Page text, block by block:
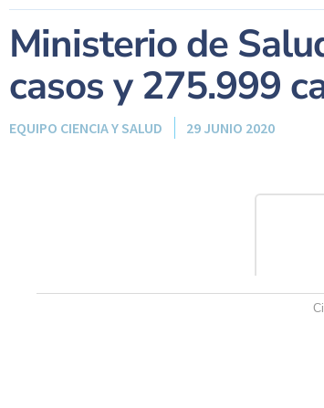
Ministerio de
casos y 275.999
EQUIPO CIENCIA Y SALUD 29 JUNIO 2020